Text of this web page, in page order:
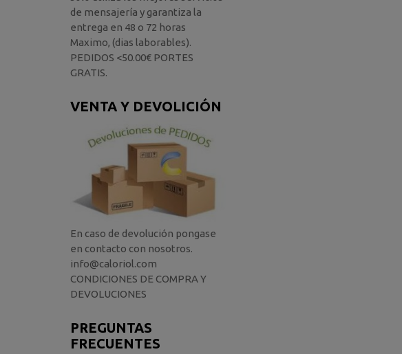
de mensajería y garantiza la
entrega en 48 o 72 horas
Maximo, (dias laborables).
PEDIDOS <50.00€ PORTES
GRATIS.
VENTA Y DEVOLICIÓN
En caso de devolución pongase
en contacto con nosotros.
info@caloriol.com
CONDICIONES DE COMPRA Y
DEVOLUCIONES
PREGUNTAS
FRECUENTES